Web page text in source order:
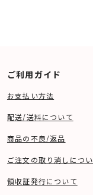
ご利用ガイド
お支払い方法
配送/送料について
商品の不良/返品
ご注文の取り消しにつ
領収証発行について